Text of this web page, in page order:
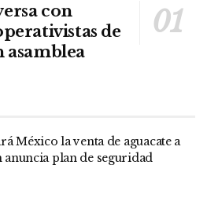
con
de
asamblea
México la venta de aguacate a
anuncia plan de seguridad